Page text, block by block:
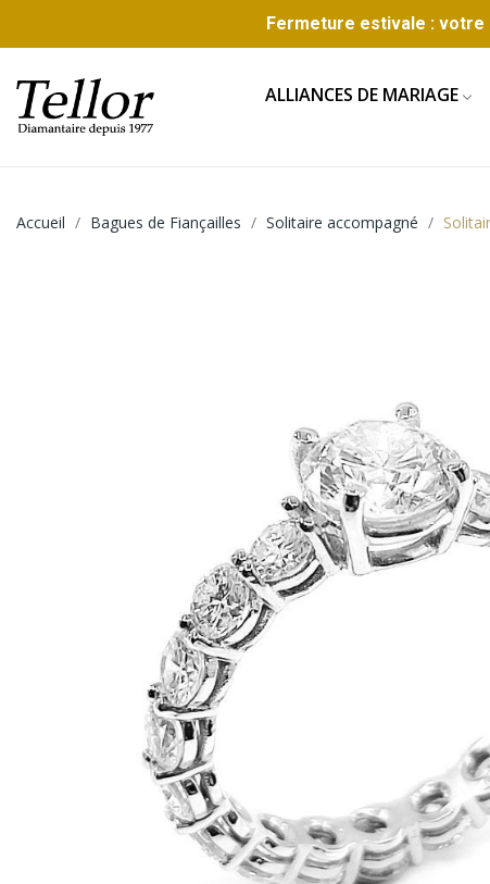
Fermeture estivale : votre
ALLIANCES DE MARIAGE
Accueil Bagues de Fiançailles Solitaire accompagné